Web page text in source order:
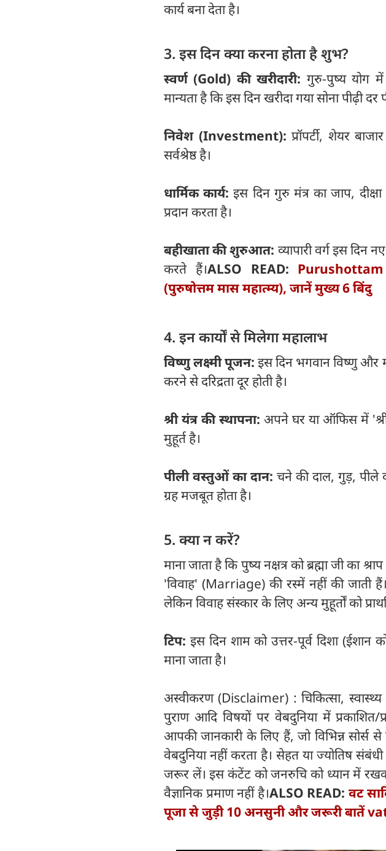
कार्य बना देता है।
3. इस दिन क्या करना होता है शुभ?
स्वर्ण (Gold) की खरीदारी: गुरु-पुष्य योग में
मान्यता है कि इस दिन खरीदा गया सोना पीढ़ी
निवेश (Investment): प्रॉपर्टी, शेयर
सर्वश्रेष्ठ है।
धार्मिक कार्य:इस दिन गुरु मंत्र का जाप, दीक्षा
प्रदान करता है।
बहीखाता की शुरुआत: व्यापारी वर्ग इस
करते हैं।ALSO READ:
(पुरुषोत्तम मास महात्म्य), जानें मुख्य 6 बिंदु
4. इन कार्यों से मिलेगा महालाभ
विष्णु लक्ष्मी पूजन:इस दिन भगवान विष्णु और
करने से दरिद्रता दूर होती है।
श्री यंत्र की स्थापना: अपने घर या ऑफिस में
मुहूर्त है।
पीली वस्तुओं का दान: चने की दाल, गुड़, पीले
ग्रह मजबूत होता है।
5. क्या न करें?
माना जाता है कि पुष्य नक्षत्र को ब्रह्मा जी का
'विवाह' (Marriage) की रस्में नहीं की जाती
लेकिन विवाह संस्कार के लिए अन्य मुहूर्तों को
टिप: इस दिन शाम को उत्तर-पूर्व दिशा (ईशान
माना जाता है।
अस्वीकरण (Disclaimer) : चिकित्सा,
पुराण आदि विषयों पर वेबदुनिया में प्रकाशित/
आपकी जानकारी के लिए हैं, जो विभिन्न सोर्स
वेबदुनिया नहीं करता है। सेहत या ज्योतिष
जरूर लें। इस कंटेंट को जनरुचि को ध्यान में
वैज्ञानिक प्रमाण नहीं है।ALSO READ: वट
पूजा से जुड़ी 10 अनसुनी और जरूरी बातें